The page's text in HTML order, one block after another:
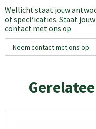
Wellicht staat jouw
of specificaties. Staat
contact met ons op
Neem contact met ons op